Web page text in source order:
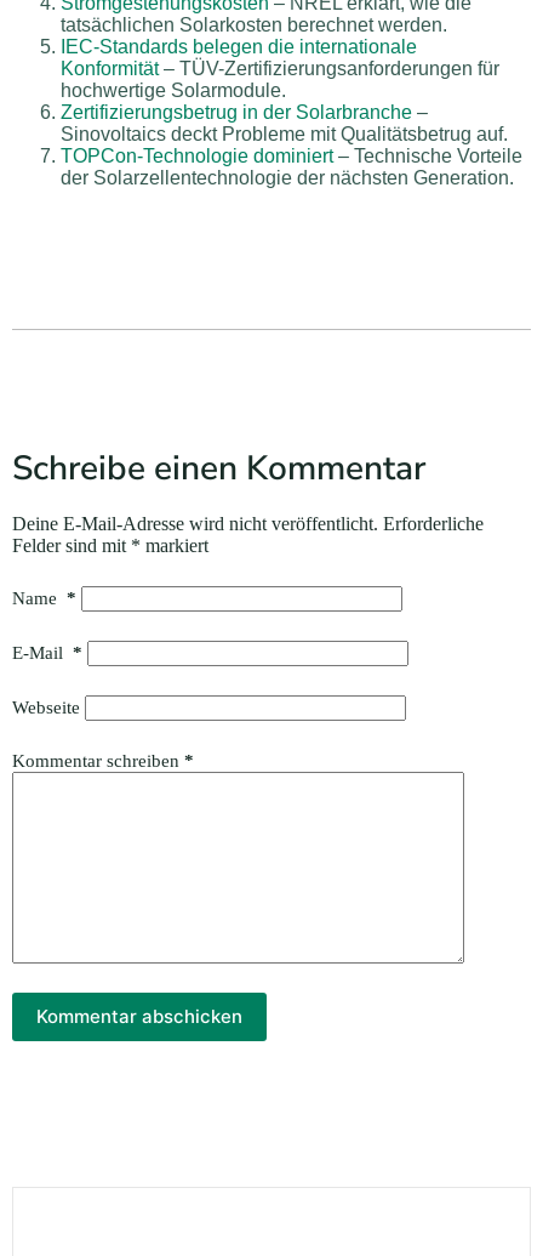
tatsächlichen Solarkosten berechnet werden.
IEC-Standards belegen die internationale
Konformität– TÜV-Zertifizierungsanforderungen für
hochwertige Solarmodule.
Zertifizierungsbetrug in der Solarbranche –
Sinovoltaics deckt Probleme mit Qualitätsbetrug auf.
TOPCon-Technologie dominiert– Technische Vorteile
der Solarzellentechnologie der nächsten Generation.
Schreibe einen Kommentar
Deine E-Mail-Adresse wird nicht veröffentlicht. Erforderliche
Felder sind mit * markiert
Name *
E-Mail *
Webseite
Kommentar schreiben *
Kommentar abschicken